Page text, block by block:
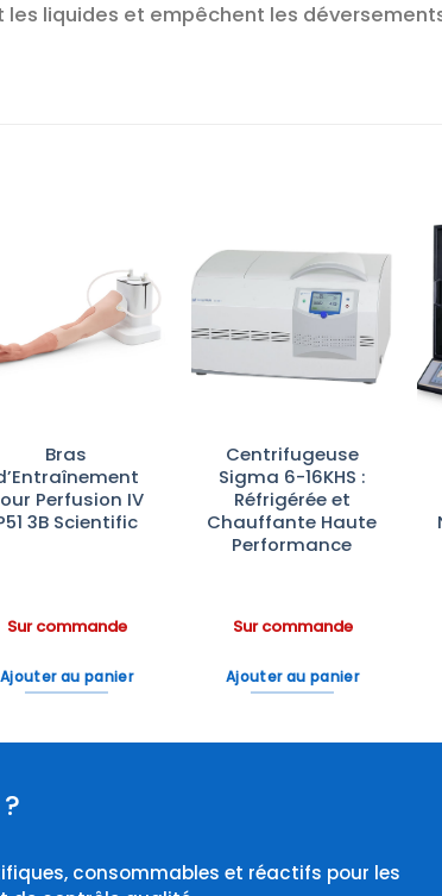
liquides et empêchent les
Ajouter
à la liste
d’envies
Bras
Perfusion IV
3B Scientific
Sur commande
Ajouter au panier
Ajouter
d’envies
Centrifugeuse
Sigma 6-16KHS :
Réfrigérée et
Chauffante Haute
Performance
Sur commande
Ajouter au panier
consommables et réactifs pour les